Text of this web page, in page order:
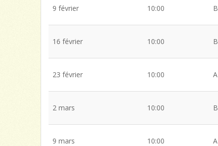
9 février 10:00 B
16 février 10:00 B
23 février 10:00 A
2 mars 10:00 B
9 mars 10:00 A